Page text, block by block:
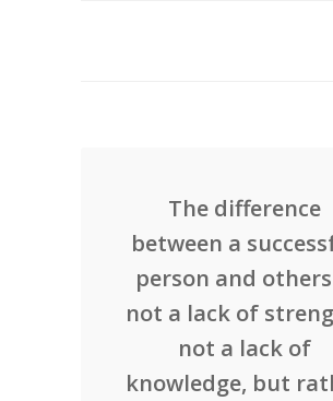
The difference
between a
person and
not a lack of
not a lack of
knowledge, but